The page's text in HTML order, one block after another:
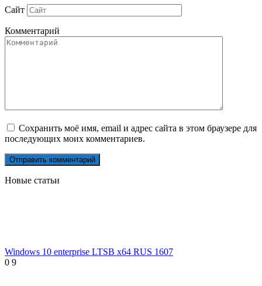
Сайт
Комментарий
Сохранить моё имя, email и адрес сайта в этом браузере для
последующих моих комментариев.
Новые статьи
Windows 10 enterprise LTSB x64 RUS 1607
0 9